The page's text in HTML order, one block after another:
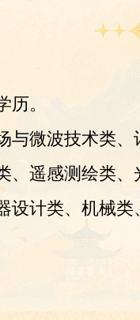
。
与微波技术类
、遥感测绘类
设计类、机械类